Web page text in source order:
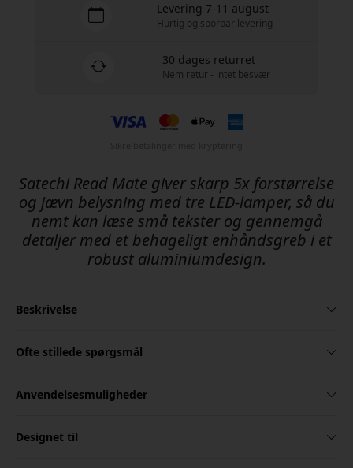
Levering 7-11 august
Hurtig og sporbar levering
30 dages returret
Nem retur - intet besvær
Satechi Read Mate giver skarp 5x forstørrelse
og jævn belysning med tre LED-lamper, så du
nemt kan læse små tekster og gennemgå
detaljer med et behageligt enhåndsgreb i et
robust aluminiumdesign.
Beskrivelse
Ofte stillede spørgsmål
Anvendelsesmuligheder
Designet til